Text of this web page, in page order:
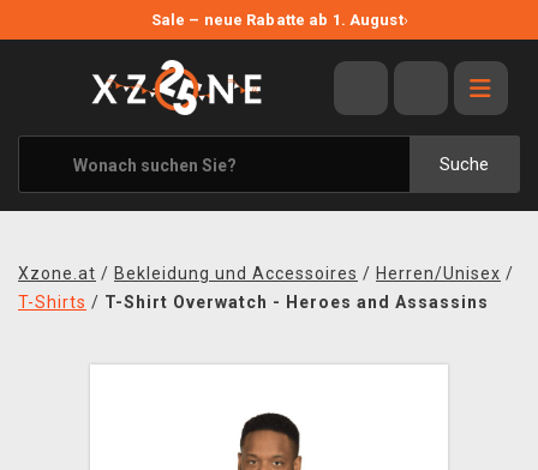
Sale – neue Rabatte ab 1. August›
Suche
ANGEBOTE
ALLE MARKEN
XZONE ORIGINALS
KLEIDUNG & ACCESSOIRES
BÜCHER & COMICS
Xzone.at / Bekleidung und Accessoires / Herren/Unisex /
T-Shirts / T-Shirt Overwatch - Heroes and Assassins